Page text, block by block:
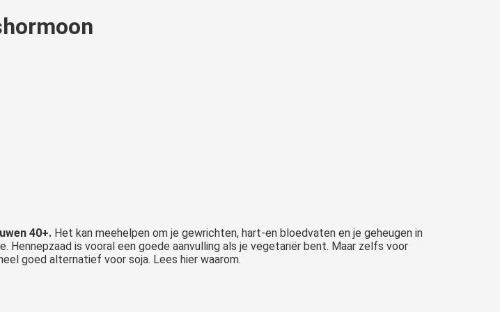
40+. Het kan meehelpen om je gewrichten, hart-en bloedvaten en je geheugen in
is vooral een goede aanvulling als je vegetariër bent. Maar zelfs voor
goed alternatief voor soja. Lees hier waarom.